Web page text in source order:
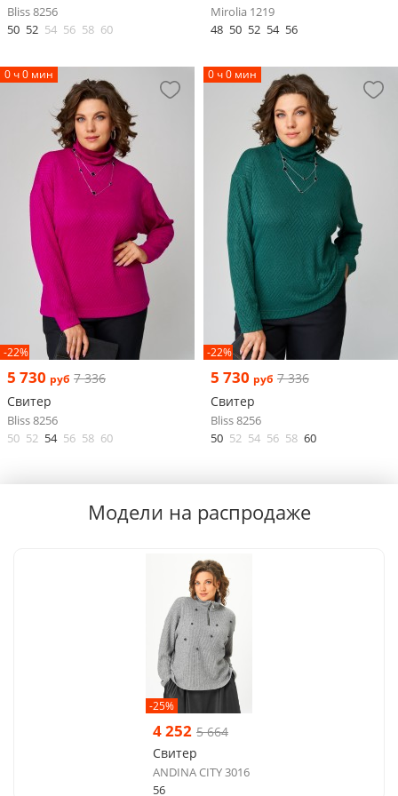
Bliss 8256
50 52 54 56 58 60
Mirolia 1219
48 50 52 54 56
0 ч 0 мин
-22%
5 730 руб 7 336
Свитер
Bliss 8256
50 52 54 56 58 60
0 ч 0 мин
-22%
5 730 руб 7 336
Свитер
Bliss 8256
50 52 54 56 58 60
Модели на распродаже
-25%
4 252 5 664
Свитер
ANDINA CITY 3016
56